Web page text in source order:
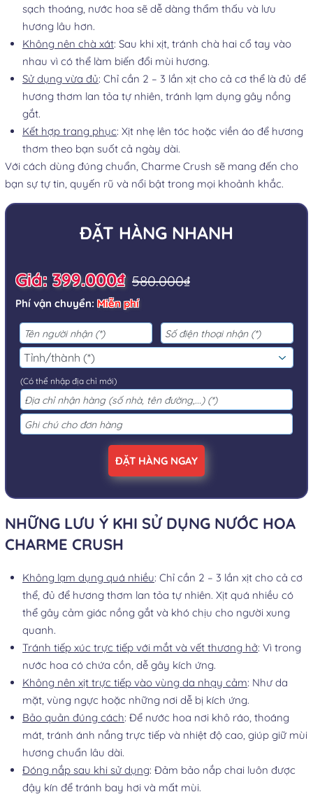
sạch thoáng, nước hoa sẽ dễ dàng thẩm thấu và lưu
hương lâu hơn.
Không nên chà xát: Sau khi xịt, tránh chà hai cổ tay vào
nhau vì có thể làm biến đổi mùi hương.
Sử dụng vừa đủ: Chỉ cần 2 – 3 lần xịt cho cả cơ thể là đủ để
hương thơm lan tỏa tự nhiên, tránh lạm dụng gây nồng
gắt.
Kết hợp trang phục: Xịt nhẹ lên tóc hoặc viền áo để hương
thơm theo bạn suốt cả ngày dài.
Với cách dùng đúng chuẩn, Charme Crush sẽ mang đến cho
bạn sự tự tin, quyến rũ và nổi bật trong mọi khoảnh khắc.
ĐẶT HÀNG NHANH
Giá: 399.000₫ 580.000₫
Phí vận chuyển: Miễn phí
(Có thể nhập địa chỉ mới)
ĐẶT HÀNG NGAY
NHỮNG LƯU Ý KHI SỬ DỤNG NƯỚC HOA
CHARME CRUSH
Không lạm dụng quá nhiều: Chỉ cần 2 – 3 lần xịt cho cả cơ
thể, đủ để hương thơm lan tỏa tự nhiên. Xịt quá nhiều có
thể gây cảm giác nồng gắt và khó chịu cho người xung
quanh.
Tránh tiếp xúc trực tiếp với mắt và vết thương hở: Vì trong
nước hoa có chứa cồn, dễ gây kích ứng.
Không nên xịt trực tiếp vào vùng da nhạy cảm: Như da
mặt, vùng ngực hoặc những nơi dễ bị kích ứng.
Bảo quản đúng cách: Để nước hoa nơi khô ráo, thoáng
mát, tránh ánh nắng trực tiếp và nhiệt độ cao, giúp giữ mùi
hương chuẩn lâu dài.
Đóng nắp sau khi sử dụng: Đảm bảo nắp chai luôn được
đậy kín để tránh bay hơi và mất mùi.